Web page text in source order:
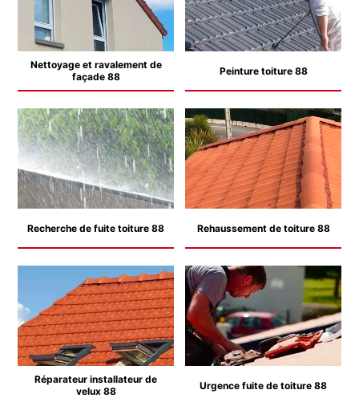
Nettoyage et ravalement de
façade 88
Peinture toiture 88
Recherche de fuite toiture 88 Rehaussement de toiture 88
Réparateur installateur de
velux 88
Urgence fuite de toiture 88